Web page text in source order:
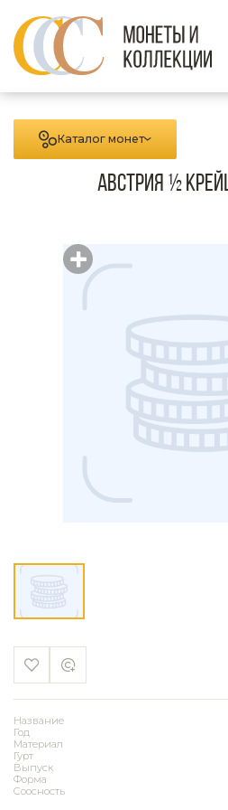
Каталог монет
Австрия ½
Название
Год
Материал
Гурт
Выпуск
Форма
Соосность